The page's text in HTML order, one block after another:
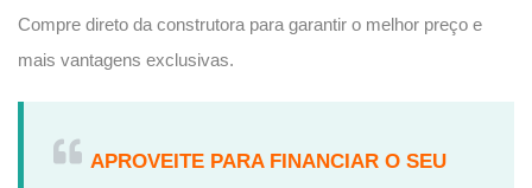
Compre direto da construtora para garantir o melhor preço e
mais vantagens exclusivas.
APROVEITE PARA FINANCIAR O SEU